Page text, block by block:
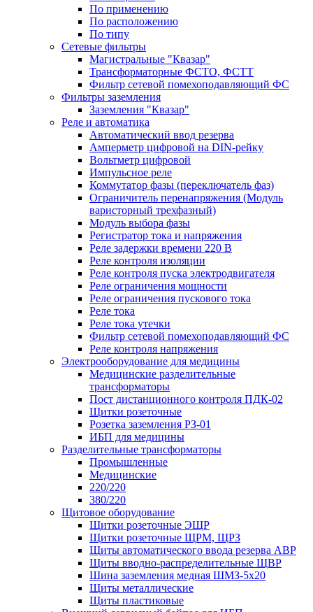
По применению
По расположению
По типу
Сетевые фильтры
Магистральные "Квазар"
Трансформаторные ФСТО, ФСТТ
Фильтр сетевой помехоподавляющий ФС
Фильтры заземления
Заземления "Квазар"
Реле и автоматика
Автоматический ввод резерва
Амперметр цифровой на DIN-рейку
Вольтметр цифровой
Импульсное реле
Коммутатор фазы (переключатель фаз)
Ограничитель перенапряжения (Модуль
варисторный трехфазный)
Модуль выбора фазы
Регистратор тока и напряжения
Реле задержки времени 220 В
Реле контроля изоляции
Реле контроля пуска электродвигателя
Реле ограничения мощности
Реле ограничения пускового тока
Реле тока
Реле тока утечки
Фильтр сетевой помехоподавляющий ФС
Реле контроля напряжения
Электрооборудование для медицины
Медицинские разделительные
трансформаторы
Пост дистанционного контроля ПДК-02
Щитки розеточные
Розетка заземления РЗ-01
ИБП для медицины
Разделительные трансформаторы
Промышленные
Медицинские
220/220
380/220
Щитовое оборудование
Щитки розеточные ЭЩР
Щитки розеточные ЩРМ, ЩРЗ
Щиты автоматического ввода резерва АВР
Щиты вводно-распределительные ЩВР
Шина заземления медная ШМЗ-5х20
Щиты металлические
Щиты пластиковые